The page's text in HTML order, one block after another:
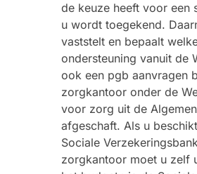
de keuze heeft voor een
u wordt toegekend.
vaststelt en bepaalt
ondersteuning vanuit de
ook een pgb aanvragen
zorgkantoor onder de
voor zorg uit de
afgeschaft. Als u
Sociale
zorgkantoor moet u zelf